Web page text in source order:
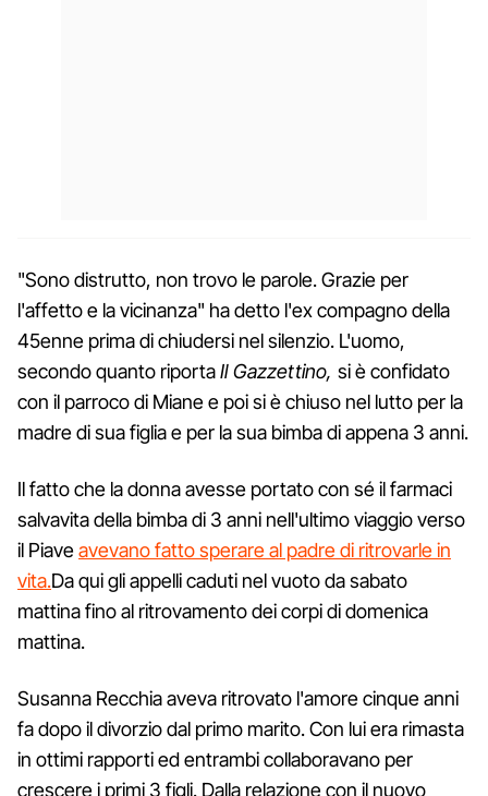
"Sono distrutto, non trovo le parole. Grazie per
l'affetto e la vicinanza" ha detto l'ex compagno della
45enne prima di chiudersi nel silenzio. L'uomo,
secondo quanto riportaIl Gazzettino, si è confidato
con il parroco di Miane e poi si è chiuso nel lutto per la
madre di sua figlia e per la sua bimba di appena 3 anni.
Il fatto che la donna avesse portato con sé il farmaci
salvavita della bimba di 3 anni nell'ultimo viaggio verso
il Piaveavevano fatto sperare al padre di ritrovarle in
vita.Da qui gli appelli caduti nel vuoto da sabato
mattina fino al ritrovamento dei corpi di domenica
mattina.
Susanna Recchia aveva ritrovato l'amore cinque anni
fa dopo il divorzio dal primo marito. Con lui era rimasta
in ottimi rapporti ed entrambi collaboravano per
crescere i primi 3 figli. Dalla relazione con il nuovo